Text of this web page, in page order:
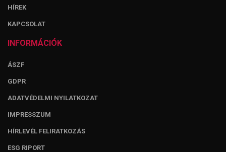
HÍREK
KAPCSOLAT
INFORMÁCIÓK
ÁSZF
GDPR
ADATVÉDELMI NYILATKOZAT
IMPRESSZUM
HÍRLEVÉL FELIRATKOZÁS
ESG RIPORT